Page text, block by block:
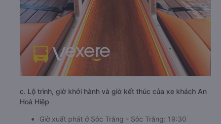
c. Lộ trình, giờ khởi hành và giờ kết thúc của xe khách An
Hoà Hiệp
Giờ xuất phát ở Sóc Trăng - Sóc Trăng: 19:30